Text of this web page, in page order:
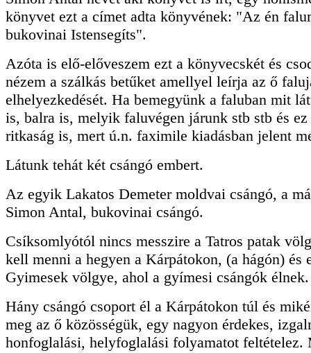
könyvet ezt a címet adta könyvének: "Az én
bukovinai Istensegíts".
Azóta is elő-előveszem ezt a könyvecskét és
nézem a szálkás betűket amellyel leírja az ő
elhelyezkedését. Ha bemegyünk a faluban mit
is, balra is, melyik faluvégen járunk stb stb és
ritkaság is, mert ú.n. faximile kiadásban jelent
Látunk tehát két csángó embert.
Az egyik Lakatos Demeter moldvai csángó, a
Simon Antal, bukovinai csángó.
Csíksomlyótól nincs messzire a Tatros patak
kell menni a hegyen a Kárpátokon, (a hágón) és
Gyimesek völgye, ahol a gyímesi csángók élnek.
Hány csángó csoport él a Kárpátokon túl és
meg az ő közösségük, egy nagyon érdekes,
honfoglalási, helyfoglalási folyamatot feltételez.